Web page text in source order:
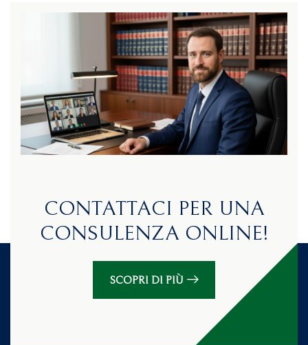
CONTATTACI PER UNA
CONSULENZA ONLINE!
SCOPRI DI PIÙ